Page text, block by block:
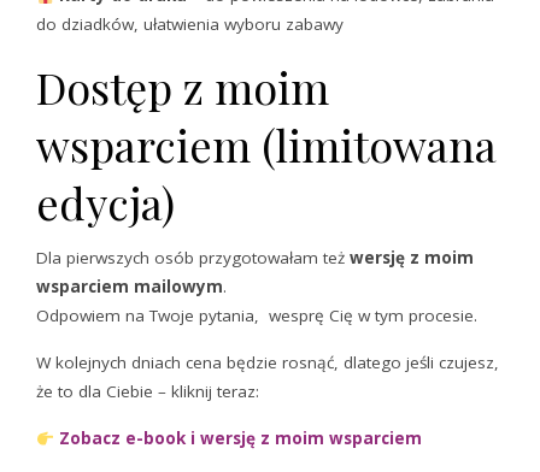
do dziadków, ułatwienia wyboru zabawy
Dostęp z moim
wsparciem (limitowana
edycja)
Dla pierwszych osób przygotowałam też wersję z moim
wsparciem mailowym.
Odpowiem na Twoje pytania, wesprę Cię w tym procesie.
W kolejnych dniach cena będzie rosnąć, dlatego jeśli czujesz,
że to dla Ciebie – kliknij teraz:
Zobacz e-book i wersję z moim wsparciem